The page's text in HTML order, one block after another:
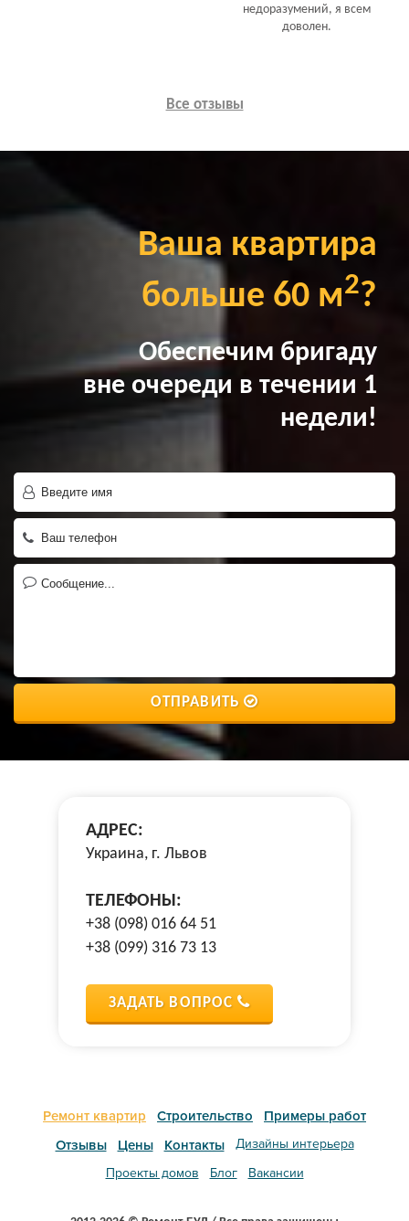
недоразумений, я всем
доволен.
Все отзывы
Ваша квартира
больше 60 м2?
Обеспечим бригаду
вне очереди в течении 1
недели!
ОТПРАВИТЬ
АДРЕС:
Украина, г. Львов
ТЕЛЕФОНЫ:
+38 (098) 016 64 51
+38 (099) 316 73 13
ЗАДАТЬ ВОПРОС
Ремонт квартир Строительство
Примеры работ
Отзывы
Цены Контакты
Дизайны интерьера
Проекты домов
Блог Вакансии